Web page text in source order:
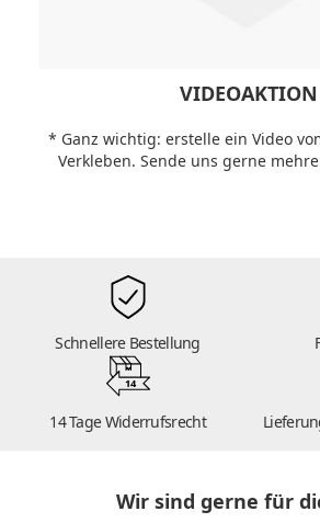
VIDEOAKTION
* Ganz wichtig: erstelle ein Video
Verkleben. Sende uns gerne
Schnellere Bestellung
14
14 Tage Widerrufsrecht
Wir sind gerne für